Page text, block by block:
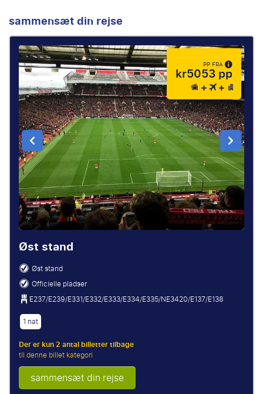
sammensæt din rejse
PP FRA
kr5053 pp
Øst stand
Øst stand
Officielle pladser
E237/E239/E331/E332/E333/E334/E335/NE3420/E137/E138
1 nat
Der er kun 2 antal billetter tilbage
til denne billet kategori
sammensæt din rejse